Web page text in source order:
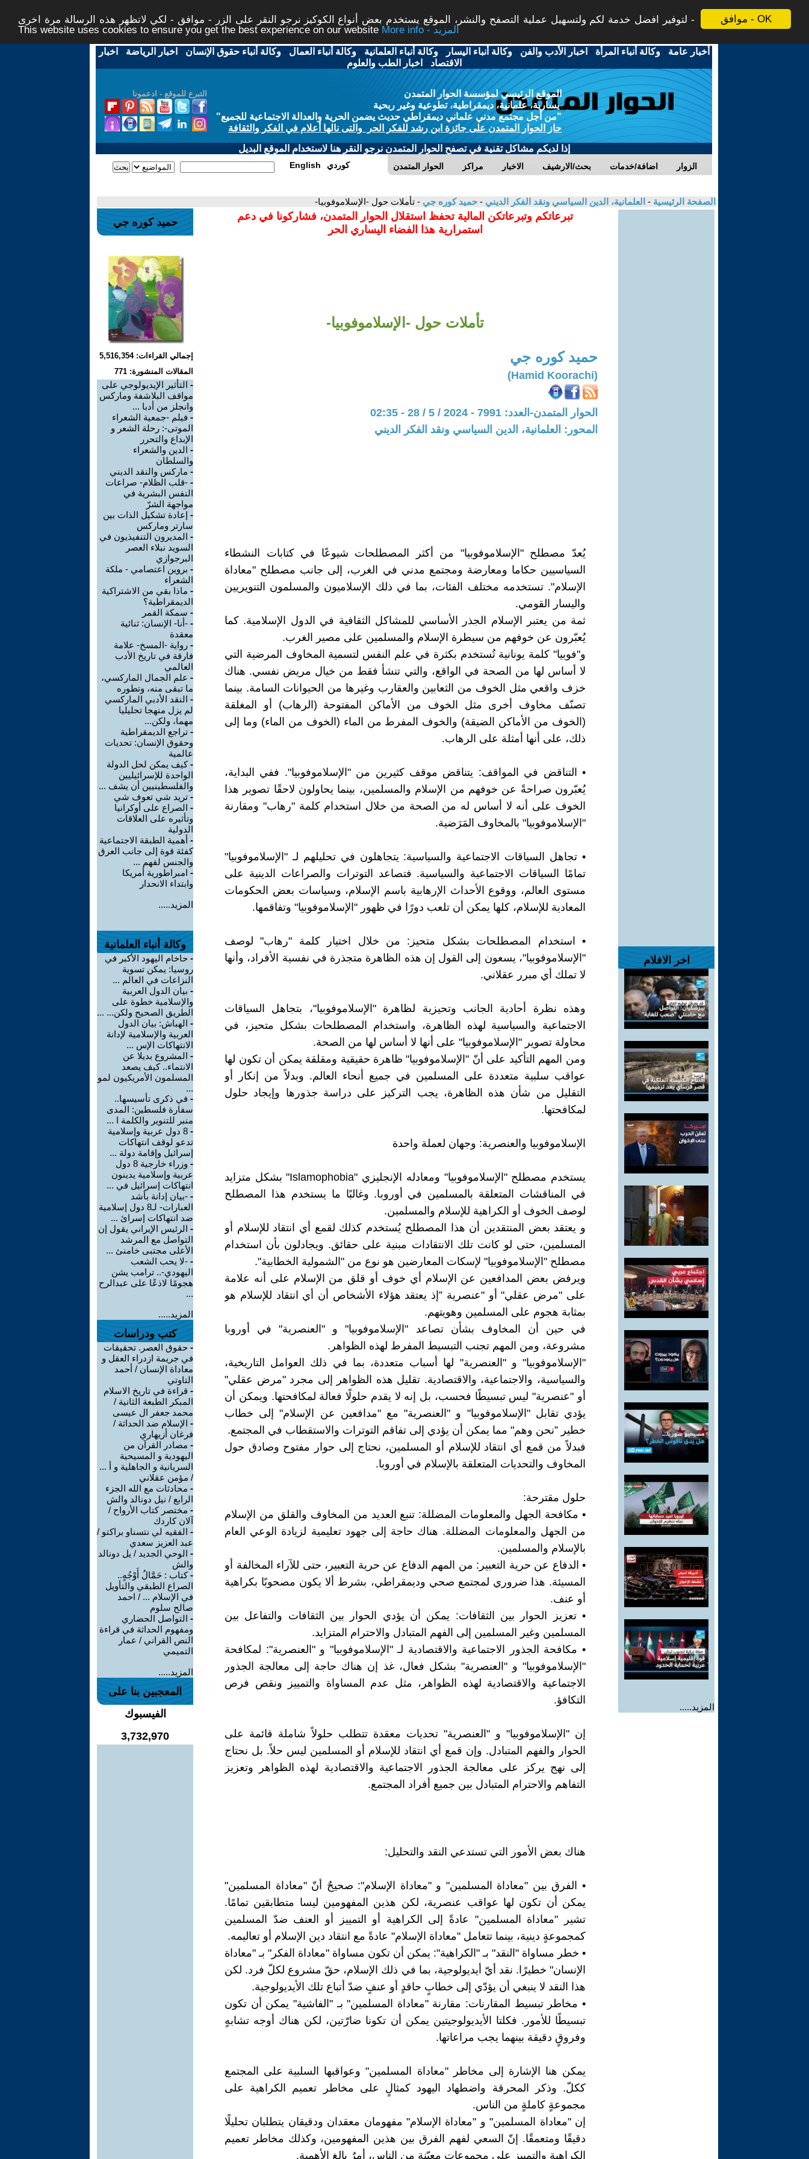
موافق - OK
لتوفير افضل خدمة لكم ولتسهيل عملية التصفح والنشر، الموقع يستخدم بعض أنواع الكوكيز نرجو النقر على الزر - موافق - لكي لاتظهر هذه الرسالة مرة اخرى -
This website uses cookies to ensure you get the best experience on our website
More info - المزيد
أخبار عامة -وكالة أنباء المرأة - اخبار الأدب والفن -وكالة أنباء اليسار -وكالة أنباء العلمانية -وكالة أنباء العمال -وكالة أنباء حقوق الإنسان - اخبار الرياضة - اخبار
الاقتصاد - اخبار الطب والعلوم
التبرع للموقع - ادعمونا
الموقع الرئيسي لمؤسسة الحوار المتمدن
يسارية، علمانية، ديمقراطية، تطوعية وغير ربحية
"من أجل مجتمع مدني علماني ديمقراطي حديث يضمن الحرية والعدالة الاجتماعية للجميع"
حاز الحوار المتمدن على جائزة ابن رشد للفكر الحر والتى نالها أعلام في الفكر والثقافة
إذا لديكم مشاكل تقنية في تصفح الحوار المتمدن نرجو النقر هنا لاستخدام الموقع البديل
الحوار المتمدن مراكز الاخبار بحث/الارشيف اضافة/خدمات الزوار English كوردي
الصفحة الرئيسية - العلمانية، الدين السياسي ونقد الفكر الديني - حميد كوره جي - تأملات حول -الإسلاموفوبيا-
اخر الافلام
المزيد.....
تبرعاتكم وتبرعاتكن المالية تحفظ استقلال الحوار المتمدن، فشاركونا في دعم
استمرارية هذا الفضاء اليساري الحر
تأملات حول -الإسلاموفوبيا-
حميد كوره جي
(Hamid Koorachi)
الحوار المتمدن-العدد: 7991 - 2024 / 5 / 28 - 02:35
المحور: العلمانية، الدين السياسي ونقد الفكر الديني
يُعدّ مصطلح "الإسلاموفوبيا" من أكثر المصطلحات شيوعًا في كتابات النشطاء
السياسيين حكاما ومعارضة ومجتمع مدني في الغرب، إلى جانب مصطلح "معاداة
الإسلام". تستخدمه مختلف الفئات، بما في ذلك الإسلاميون والمسلمون التنويريين
واليسار القومي.
ثمة من يعتبر الإسلام الجذر الأساسي للمشاكل الثقافية في الدول الإسلامية. كما
يُعبّرون عن خوفهم من سيطرة الإسلام والمسلمين على مصير الغرب.
و"فوبيا" كلمة يونانية تُستخدم بكثرة في علم النفس لتسمية المخاوف المرضية التي
لا أساس لها من الصحة في الواقع، والتي تنشأ فقط من خيال مريض نفسي. هناك
خزف واقعي مثل الخوف من الثعابين والعقارب وغيرها من الحيوانات السامة. بينما
تصنّف مخاوف أخرى مثل الخوف من الأماكن المفتوحة (الرهاب) أو المغلقة
(الخوف من الأماكن الضيقة) والخوف المفرط من الماء (الخوف من الماء) وما إلى
ذلك، على أنها أمثلة على الرهاب.
• التناقض في المواقف: يتناقض موقف كثيرين من "الإسلاموفوبيا". ففي البداية،
يُعبّرون صراحةً عن خوفهم من الإسلام والمسلمين، بينما يحاولون لاحقًا تصوير هذا
الخوف على أنه لا أساس له من الصحة من خلال استخدام كلمة "رهاب" ومقارنة
"الإسلاموفوبيا" بالمخاوف المَرَضية.
• تجاهل السياقات الاجتماعية والسياسية: يتجاهلون في تحليلهم لـ "الإسلاموفوبيا"
تمامًا السياقات الاجتماعية والسياسية. فتصاعد التوترات والصراعات الدينية على
مستوى العالم، ووقوع الأحداث الإرهابية باسم الإسلام، وسياسات بعض الحكومات
المعادية للإسلام، كلها يمكن أن تلعب دورًا في ظهور "الإسلاموفوبيا" وتفاقمها.
• استخدام المصطلحات بشكل متحيز: من خلال اختيار كلمة "رهاب" لوصف
"الإسلاموفوبيا"، يسعون إلى القول إن هذه الظاهرة متجذرة في نفسية الأفراد، وأنها
لا تملك أي مبرر عقلاني.
وهذه نظرة أحادية الجانب وتحيزية لظاهرة "الإسلاموفوبيا"، بتجاهل السياقات
الاجتماعية والسياسية لهذه الظاهرة، واستخدام المصطلحات بشكل متحيز، في
محاولة تصوير "الإسلاموفوبيا" على أنها لا أساس لها من الصحة.
ومن المهم التأكيد على أنّ "الإسلاموفوبيا" ظاهرة حقيقية ومقلقة يمكن أن تكون لها
عواقب سلبية متعددة على المسلمين في جميع أنحاء العالم. وبدلاً من إنكار أو
التقليل من شأن هذه الظاهرة، يجب التركيز على دراسة جذورها وإيجاد حلول
لمكافحتها.
الإسلاموفوبيا والعنصرية: وجهان لعملة واحدة
يستخدم مصطلح "الإسلاموفوبيا" ومعادله الإنجليزي "Islamophobia" بشكل متزايد
في المناقشات المتعلقة بالمسلمين في أوروبا. وغالبًا ما يستخدم هذا المصطلح
لوصف الخوف أو الكراهية للإسلام والمسلمين.
و يعتقد بعض المنتقدين أن هذا المصطلح يُستخدم كذلك لقمع أي انتقاد للإسلام أو
المسلمين، حتى لو كانت تلك الانتقادات مبنية على حقائق. ويجادلون بأن استخدام
مصطلح "الإسلاموفوبيا" لإسكات المعارضين هو نوع من "الشمولية الخطابية".
ويرفض بعض المدافعين عن الإسلام أي خوف أو قلق من الإسلام على أنه علامة
على "مرض عقلي" أو "عنصرية ”إذ يعتقد هؤلاء الأشخاص أن أي انتقاد للإسلام هو
بمثابة هجوم على المسلمين وهويتهم.
في حين أن المخاوف بشأن تصاعد "الإسلاموفوبيا" و "العنصرية" في أوروبا
مشروعة، ومن المهم تجنب التبسيط المفرط لهذه الظواهر.
"الإسلاموفوبيا" و "العنصرية" لها أسباب متعددة، بما في ذلك العوامل التاريخية،
والسياسية، والاجتماعية، والاقتصادية. تقليل هذه الظواهر إلى مجرد "مرض عقلي"
أو "عنصرية" ليس تبسيطًا فحسب، بل إنه لا يقدم حلولًا فعالة لمكافحتها. ويمكن أن
يؤدي تقابل "الإسلاموفوبيا" و "العنصرية" مع "مدافعين عن الإسلام" إلى خطاب
خطير ”نحن وهم" مما يمكن أن يؤدي إلى تفاقم التوترات والاستقطاب في المجتمع.
فبدلاً من قمع أي انتقاد للإسلام أو المسلمين، نحتاج إلى حوار مفتوح وصادق حول
المخاوف والتحديات المتعلقة بالإسلام في أوروبا.
حلول مقترحة:
• مكافحة الجهل والمعلومات المضللة: تنبع العديد من المخاوف والقلق من الإسلام
من الجهل والمعلومات المضللة. هناك حاجة إلى جهود تعليمية لزيادة الوعي العام
بالإسلام والمسلمين.
• الدفاع عن حرية التعبير: من المهم الدفاع عن حرية التعبير، حتى للآراء المخالفة أو
المسيئة. هذا ضروري لمجتمع صحي وديمقراطي، بشرط ألا يكون مصحوبًا بكراهية
أو عنف.
• تعزيز الحوار بين الثقافات: يمكن أن يؤدي الحوار بين الثقافات والتفاعل بين
المسلمين وغير المسلمين إلى الفهم المتبادل والاحترام المتزايد.
• مكافحة الجذور الاجتماعية والاقتصادية لـ "الإسلاموفوبيا" و "العنصرية": لمكافحة
"الإسلاموفوبيا" و "العنصرية" بشكل فعال، غذ إن هناك حاجة إلى معالجة الجذور
الاجتماعية والاقتصادية لهذه الظواهر، مثل عدم المساواة والتمييز ونقص فرص
التكافؤ.
إن "الإسلاموفوبيا" و "العنصرية" تحديات معقدة تتطلب حلولاً شاملة قائمة على
الحوار والفهم المتبادل. وإن قمع أي انتقاد للإسلام أو المسلمين ليس حلاً. بل نحتاج
إلى نهج يركز على معالجة الجذور الاجتماعية والاقتصادية لهذه الظواهر وتعزيز
التفاهم والاحترام المتبادل بين جميع أفراد المجتمع.
هناك بعض الأمور التي تستدعي النقد والتحليل:
• الفرق بين "معاداة المسلمين" و "معاداة الإسلام": صحيحٌ أنّ "معاداة المسلمين"
يمكن أن تكون لها عواقب عنصرية، لكن هذين المفهومين ليسا متطابقين تمامًا.
تشير "معاداة المسلمين" عادةً إلى الكراهية أو التمييز أو العنف ضدّ المسلمين
كمجموعةٍ دينية، بينما تتعامل "معاداة الإسلام" عادةً مع انتقاد دين الإسلام أو تعاليمه.
• خطر مساواة "النقد" بـ "الكراهية": يمكن أن تكون مساواة "معاداة الفكر" بـ "معاداة
الإنسان" خطيرًا. نقد أيّ أيديولوجية، بما في ذلك الإسلام، حقّ مشروع لكلّ فرد. لكن
هذا النقد لا ينبغي أن يؤدّي إلى خطابٍ حاقدٍ أو عنفٍ ضدّ أتباع تلك الأيديولوجية.
• مخاطر تبسيط المقارنات: مقارنة "معاداة المسلمين" بـ "الفاشية" يمكن أن تكون
تبسيطًا للأمور. فكلتا الأيديولوجيتين يمكن أن تكونا ضارّتين، لكن هناك أوجه تشابهٍ
وفروقٍ دقيقة بينهما يجب مراعاتها.
يمكن هنا الإشارة إلى مخاطر "معاداة المسلمين" وعواقبها السلبية على المجتمع
ككلّ. وذكر المحرقة واضطهاد اليهود كمثالٍ على مخاطر تعميم الكراهية على
مجموعةٍ كاملةٍ من الناس.
إن "معاداة المسلمين" و "معاداة الإسلام" مفهومان معقدان ودقيقان يتطلبان تحليلًا
دقيقًا ومتعمقًا. إنّ السعي لفهم الفرق بين هذين المفهومين، وكذلك مخاطر تعميم
الكراهية والتمييز على مجموعاتٍ معيّنةٍ من الناس، أمرٌ بالغ الأهمية.
حميد كوره جي
إجمالي القراءات: 5,516,354
المقالات المنشورة: 771
- التأثير الإيديولوجي على
مواقف البلاشفة وماركس
وانجلز من أدبا ...
- فيلم -جمعية الشعراء
الموتى-: رحلة الشعر و
الإبداع والتحرر
- الدين والشعراء
والسلطان
- ماركس والنقد الديني
- -قلب الظلام- صراعات
النفس البشرية في
مواجهة الشرّ
- إعادة تشكيل الذات بين
سارتر وماركس
- المديرون التنفيذيون في
السويد نبلاء العصر
البرجوازي
- بروين اعتصامي - ملكة
الشعراء
- ماذا بقي من الاشتراكية
الديمقراطية؟
- سمكة القمر
- -أنا- الإنسان: ثنائية
معقدة
- رواية -المسخ- علامة
فارقة في تاريخ الأدب
العالمي
- علم الجمال الماركسي،
ما تبقى منه، وتطوره
- النقد الأدبي الماركسي
لم يزل منهجا تحليليا
مهما، ولكن...
- تراجع الديمقراطية
وحقوق الإنسان: تحديات
عالمية
-كيف يمكن لحل الدولة
الواحدة للإسرائيليين
والفلسطينيين أن يشف ...
- تريد شي تعوف شي
- الصراع على أوكرانيا
وتأثيره على العلاقات
الدولية
- أهمية الطبقة الاجتماعية
كفئة قوة إلى جانب العرق
والجنس لفهم ...
- امبراطورية أمريكا
وابتداء الانحدار
المزيد.....
وكالة أنباء العلمانية
- حاخام اليهود الأكبر في
روسيا: يمكن تسوية
النزاعات في العالم ...
- بيان الدول العربية
والإسلامية خطوة على
الطريق الصحيح ولكن... ...
- الهباش: بيان الدول
العربية والإسلامية لإدانة
الانتهاكات الإس ...
- المشروع بديلا عن
الانتماء.. كيف يصعد
المسلمون الأمريكيون لمو
...
- في ذكرى تأسيسها..
سفارة فلسطين: المدى
منبر للتنوير والكلمة ا ...
-
8 دول عربية وإسلامية
تدعو لوقف انتهاكات
إسرائيل وإقامة دولة ...
-
وزراء خارجية 8 دول
عربية وإسلامية يدينون
انتهاكات إسرائيل في ...
- -بيان إدانة بأشد
العبارات- لـ8 دول إسلامية
ضد انتهاكات إسرائ ...
- الرئيس الإيراني يقول إن
التواصل مع المرشد
الأعلى مجتبى خامنئ ...
- -لا يحب الشعب
اليهودي-.. ترامب يشن
هجومًا لاذعًا على عبدالرح
...
المزيد.....
كتب ودراسات
- حقوق العصر. تحقيقات
في جريمة ازدراء العقل و
معاداة الإنسان / أحمد
التاوتي
- قراءة في تاريخ الاسلام
المبكر الطبعة الثانية /
محمد جعفر ال عيسى
- الإسلام ضد الحداثة /
فرغان أزيهاري
- مصادر القرآن من
اليهودية و المسيحية
السريانية و الجاهلية و أ ...
/ مؤمن عقلاني
- محادثات مع الله الجزء
الرابع / نيل دونالد والش
- مختصر كتاب الأرواح /
آلان كاردك
- الفقيه لي نتسناو براكتو /
عبد العزيز سعدي
- الوحي الجديد / يل دونالد
والش
-كتاب : حَمَّالُ أَوْجُهٍ..
الصراع الطبقي والتأويل
في الإسلام ... / احمد
صالح سلوم
- التواصل الحضاري
ومفهوم الحداثة في قراءة
النص القراني / عمار
التميمي
المزيد.....
المعجبين بنا على
الفيسبوك
3,732,970